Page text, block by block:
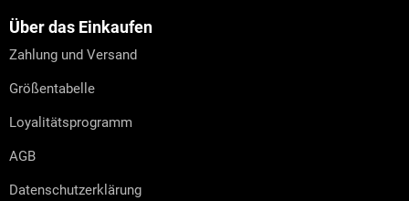
Über das Einkaufen
Zahlung und Versand
Größentabelle
Loyalitätsprogramm
AGB
Datenschutzerklärung